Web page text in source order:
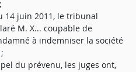
14 juin 2011, le tribunal
M. X... coupable de
à indemniser la société
du prévenu, les juges ont,